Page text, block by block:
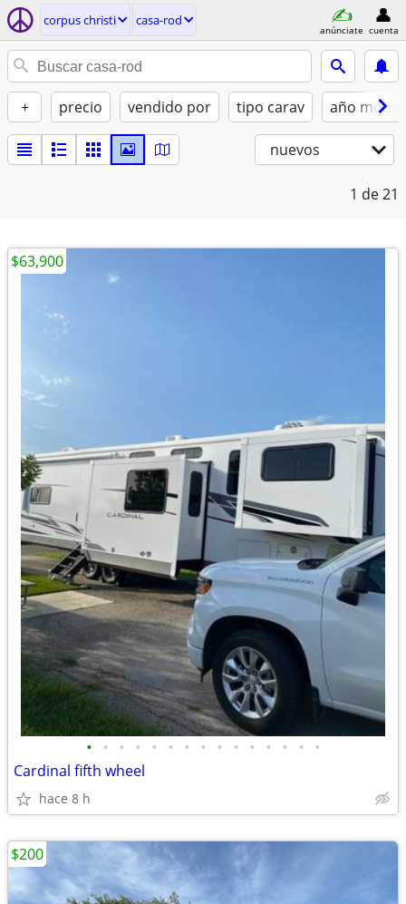
corpus christi casa-rod
anúnciate cuenta
+ precio vendido por tipo carav año
nuevos
1 de 21
• • • • • • • • • • • • • • •
Cardinal fifth wheel
hace 8 h
$63,900
$200